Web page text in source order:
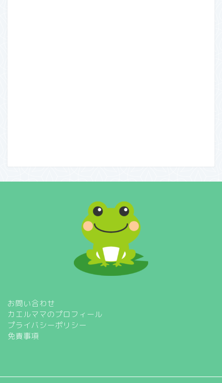
お問い合わせ
カエルママのプロフィール
プライバシーポリシー
免責事項